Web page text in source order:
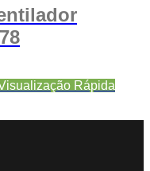
Rápida